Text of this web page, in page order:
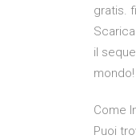
gratis.
il
Come
Puoi